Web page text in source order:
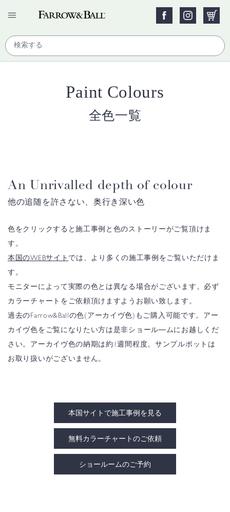
Paint Colours
全色一覧
An Unrivalled depth of colour
他の追随を許さない、奥行き深い色
色をクリックすると施工事例と色のストーリーがご覧頂けま
す。
本国のWEBサイト では、より多くの施工事例をご覧いただけま
す。
モニターによって実際の色とは異なる場合がございます。必ず
カラーチャートをご依頼頂けますようお願い致します。
過去のFarrow&Ballの色(アーカイヴ色)もご購入可能です。アー
カイヴ色をご覧になりたい方は是非ショール―ムにお越しくだ
さい。アーカイヴ色の納期は約1週間程度。サンプルポットは
お取り扱いがございません。
本国サイトで施工事例を見る
無料カラーチャートのご依頼
ショールームのご予約